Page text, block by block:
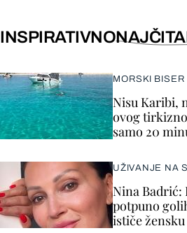
INSPIRATIVNO
MORSKI BISER
Nisu Karibi,
ovog
samo 20
UŽIVANJE NA
Nina Badrić:
potpuno
ističe